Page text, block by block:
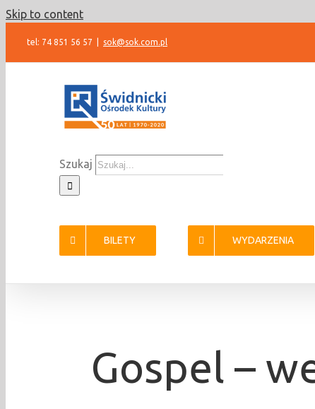
Skip to content
tel: 74 851 56 57 sok@sok.com.pl
Szukaj
BILETY WYDARZENIA
Gospel –